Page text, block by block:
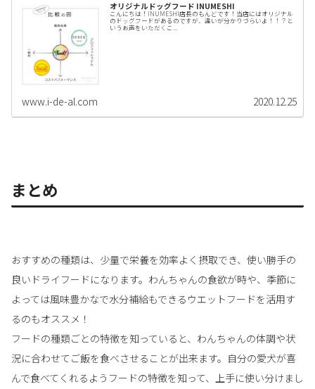
オリジナルドッグフード INUMESHI
こんにちは！INUMESHI店長のもんどです！当店にはオリジナル
のドッグフードがあるのですが、違いが分かりづらいよ！！？と
いうお声をいただくこ...
www.i-de-al.com 2020.12.25
まとめ
おすすめの種類は、少量で栄養を効率よく摂取でき、使い勝手の
良いドライフードになります。わんちゃんの食欲が時や、季節に
よっては風味豊かなで水分補給もできるウエットフードを活用す
るのもオススメ！
フードの種類ごとの特徴を知っていると、わんちゃんの体調や状
況に合わせてご飯を食べさせることが出来ます。自分の愛犬が喜
んで食べてくれるようフードの特徴を知って、上手に使い分けまし